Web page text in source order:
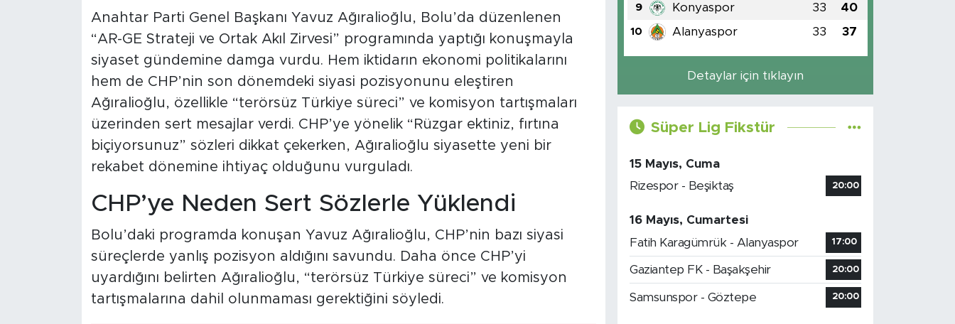
Anahtar Parti Genel Başkanı Yavuz Ağıralioğlu, Bolu’da düzenlenen
“AR-GE Strateji ve Ortak Akıl Zirvesi” programında yaptığı konuşmayla
siyaset gündemine damga vurdu. Hem iktidarın ekonomi politikalarını
hem de CHP’nin son dönemdeki siyasi pozisyonunu eleştiren
Ağıralioğlu, özellikle “terörsüz Türkiye süreci” ve komisyon tartışmaları
üzerinden sert mesajlar verdi. CHP’ye yönelik “Rüzgar ektiniz, fırtına
biçiyorsunuz” sözleri dikkat çekerken, Ağıralioğlu siyasette yeni bir
rekabet dönemine ihtiyaç olduğunu vurguladı.
CHP’ye Neden Sert Sözlerle Yüklendi
Bolu’daki programda konuşan Yavuz Ağıralioğlu, CHP’nin bazı siyasi
süreçlerde yanlış pozisyon aldığını savundu. Daha önce CHP’yi
uyardığını belirten Ağıralioğlu, “terörsüz Türkiye süreci” ve komisyon
tartışmalarına dahil olunmaması gerektiğini söyledi.
9 Konyaspor 33 40
10 Alanyaspor 33 37
Detaylar için tıklayın
Süper Lig Fikstür
15 Mayıs, Cuma
Rizespor - Beşiktaş
20:00
16 Mayıs, Cumartesi
Fatih Karagümrük - Alanyaspor
17:00
Gaziantep FK - Başakşehir 20:00
Samsunspor - Göztepe 20:00